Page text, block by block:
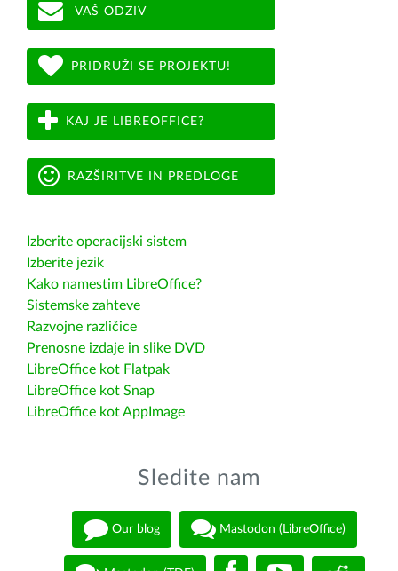
VAŠ ODZIV
PRIDRUŽI SE PROJEKTU!
KAJ JE LIBREOFFICE?
RAZŠIRITVE IN PREDLOGE
Izberite operacijski sistem
Izberite jezik
Kako namestim LibreOffice?
Sistemske zahteve
Razvojne različice
Prenosne izdaje in slike DVD
LibreOffice kot Flatpak
LibreOffice kot Snap
LibreOffice kot AppImage
Sledite nam
Our blog Mastodon (LibreOffice)